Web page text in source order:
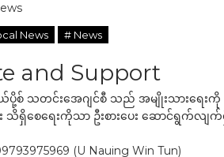
News # News
and Support
နယ်ပို့စ် သတင်းအေဂျင်စီ သည် အမျိုးသားရေး
သိရှိစေရေးကိုသာ ဦးစားပေး ဆောင်ရွက်လ
(U Nauing Win Tun)